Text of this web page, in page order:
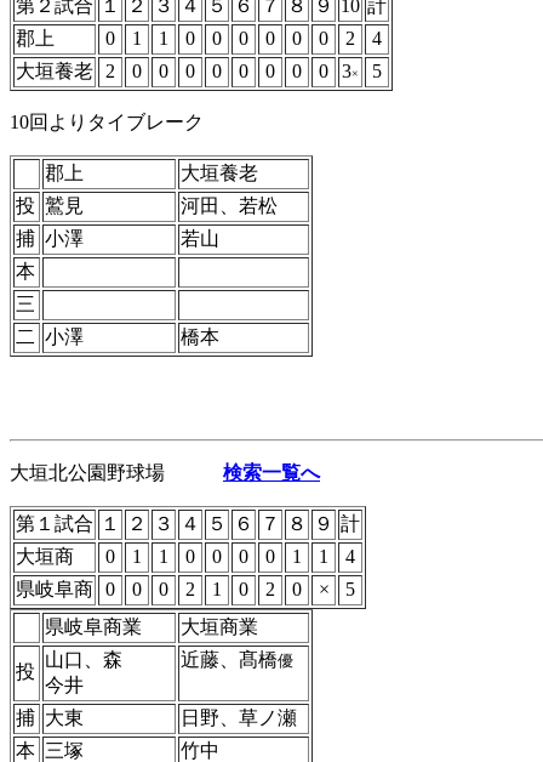
第２試合 １ ２ ３ ４ ５ ６ ７ ８ ９ 10 計
郡上
0 1 1 0 0 0 0 0 0 2
4
大垣養老
2 0 0 0 0 0 0 0 0 3× 5
10回よりタイブレーク
郡上
大垣養老
投 鷲見
河田、若松
捕 小澤
若山
本
三
二 小澤 橋本
大垣北公園野球場 検索一覧へ
第１試合 １ ２ ３ ４ ５ ６ ７ ８ ９ 計
大垣商
0 1 1 0 0 0 0 1 1
4
県岐阜商 0 0 0 2 1 0 2 0 ×
5
県岐阜商業
大垣商業
投
山口、森
今井
近藤、髙橋優
捕 大東
日野、草ノ瀬
本 三塚
竹中